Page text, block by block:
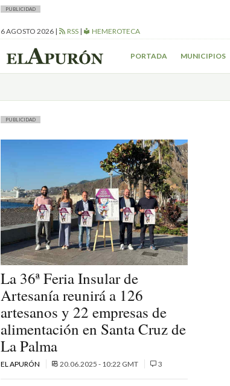
PUBLICIDAD
6 AGOSTO 2026 | RSS | HEMEROTECA
PORTADA MUNICIPIOS
PUBLICIDAD
La 36ª Feria Insular de
Artesanía reunirá a 126
artesanos y 22 empresas de
alimentación en Santa Cruz de
La Palma
EL APURÓN 20.06.2025 - 10:22 GMT 3